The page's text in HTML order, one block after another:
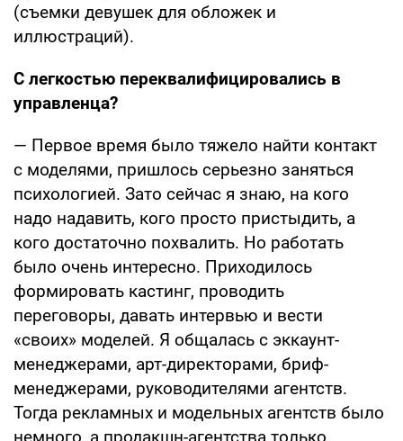
(съемки девушек для обложек и
иллюстраций).
С легкостью переквалифицировались в
управленца?
— Первое время было тяжело найти контакт
с моделями, пришлось серьезно заняться
психологией. Зато сейчас я знаю, на кого
надо надавить, кого просто пристыдить, а
кого достаточно похвалить. Но работать
было очень интересно. Приходилось
формировать кастинг, проводить
переговоры, давать интервью и вести
«своих» моделей. Я общалась с эккаунт-
менеджерами, арт-директорами, бриф-
менеджерами, руководителями агентств.
Тогда рекламных и модельных агентств было
немного, а продакшн-агентства только